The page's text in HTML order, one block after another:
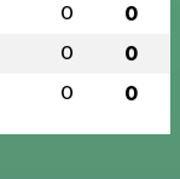
0 0
0 0
0 0